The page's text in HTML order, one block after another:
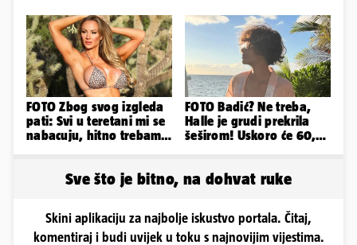
FOTO Zbog svog izgleda
pati: Svi u teretani mi se
nabacuju, hitno trebam
FOTO Badić? Ne treba,
Halle je grudi prekrila
šeširom! Uskoro će 60,
Sve što je bitno, na dohvat ruke
Skini aplikaciju za najbolje iskustvo portala. Čitaj,
komentiraj i budi uvijek u toku s najnovijim vijestima.